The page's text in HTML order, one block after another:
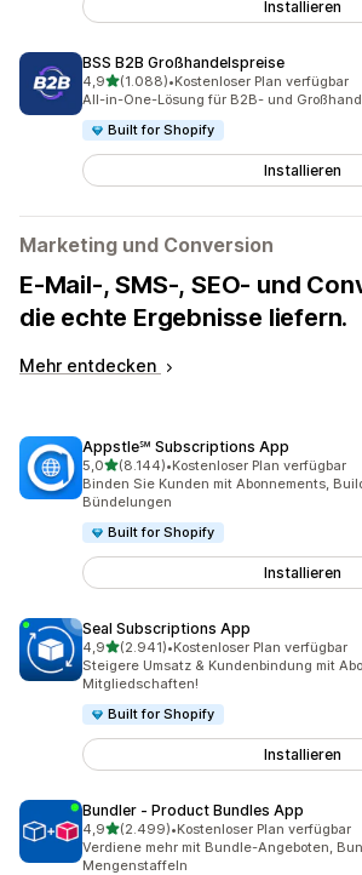
Installieren
BSS B2B Großhandelspreise
4,9von 5 Sternen
(1.088)
1088 Rezensionen insgesamt
•Kostenloser Plan verfügbar
All-in-One-Lösung für B2B- und
Built for Shopify
Installieren
Marketing und Conversion
E-Mail-, SMS-, SEO- und
die echte Ergebnisse liefern.
Mehr entdecken
Appstle℠ Subscriptions App
5,0von 5 Sternen
(8.144)
8144 Rezensionen insgesamt
•Kostenloser Plan verfügbar
Binden Sie Kunden mit Abonnements,
Bündelungen
Built for Shopify
Installieren
Seal Subscriptions App
4,9von 5 Sternen
(2.941)
2941 Rezensionen insgesamt
•Kostenloser Plan verfügbar
Steigere Umsatz & Kundenbindung mit
Mitgliedschaften!
Built for Shopify
Installieren
Bundler ‑ Product Bundles App
4,9von 5 Sternen
(2.499)
2499 Rezensionen insgesamt
•Kostenloser Plan verfügbar
Verdiene mehr mit Bundle-Angeboten,
Mengenstaffeln